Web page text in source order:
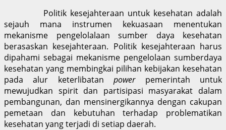
Politik kesejahteraan untuk kesehatan adalah
sejauh mana instrumen kekuasaan menentukan
mekanisme pengelolalaan sumber daya kesehatan
berasaskan kesejahteraan. Politik kesejahteraan harus
dipahami sebagai mekanisme pengelolaan sumberdaya
kesehatan yang membingkai pilihan kebijakan kesehatan
pada alur keterlibatanpowerpemerintah untuk
mewujudkan spirit dan partisipasi masyarakat dalam
pembangunan, dan mensinergikannya dengan cakupan
pemetaan dan kebutuhan terhadap problematikan
kesehatan yang terjadi di setiap daerah.